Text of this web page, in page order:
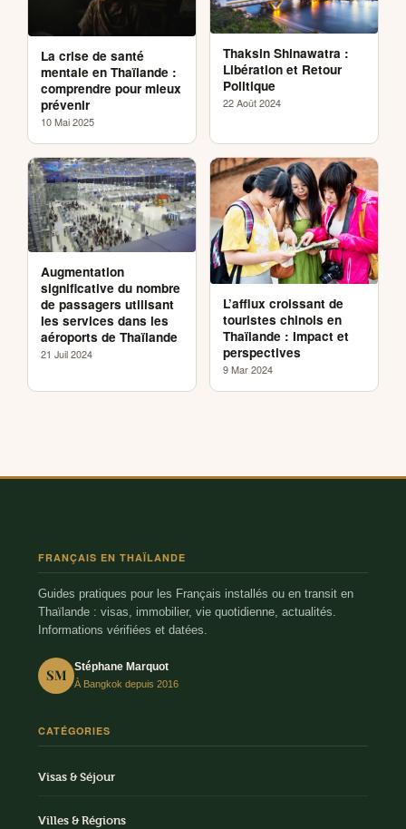
La crise de santé
mentale en Thaïlande :
comprendre pour mieux
prévenir
10 Mai 2025
Thaksin Shinawatra :
Libération et Retour
Politique
22 Août 2024
Augmentation
significative du nombre
de passagers utilisant
les services dans les
aéroports de Thaïlande
21 Juil 2024
L’afflux croissant de
touristes chinois en
Thaïlande : Impact et
perspectives
9 Mar 2024
FRANÇAIS EN THAÏLANDE
Guides pratiques pour les Français installés ou en transit en
Thaïlande : visas, immobilier, vie quotidienne, actualités.
Informations vérifiées et datées.
SM Stéphane Marquot
À Bangkok depuis 2016
CATÉGORIES
Visas & Séjour
Villes & Régions